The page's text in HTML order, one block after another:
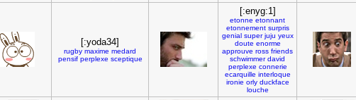
[:yoda34]
rugby maxime medard
pensif perplexe sceptique
[:enyg:1]
etonne etonnant
etonnement surpris
genial super juju yeux
doute enorme
approuve ross friends
schwimmer david
perplexe connerie
ecarquille interloque
ironie orly duckface
louche